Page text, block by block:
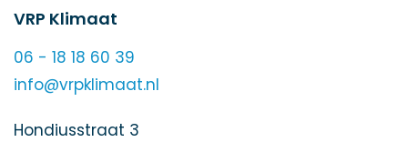
VRP Klimaat
06 - 18 18 60 39
info@vrpklimaat.nl
Hondiusstraat 3